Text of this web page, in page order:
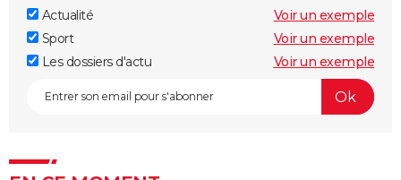
Actualité
Voir un exemple
Sport
Voir un exemple
Les dossiers d'actu
Voir un exemple